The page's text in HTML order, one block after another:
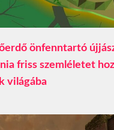
önfenntartó
friss szemléletet
világába